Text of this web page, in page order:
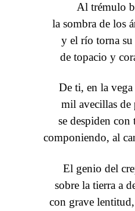
Al trémulo
la sombra de los
y el río torna su
de topacio y
De ti, en la
mil avecillas de
se despiden con
componiendo, al
El genio del
sobre la tierra a
con grave